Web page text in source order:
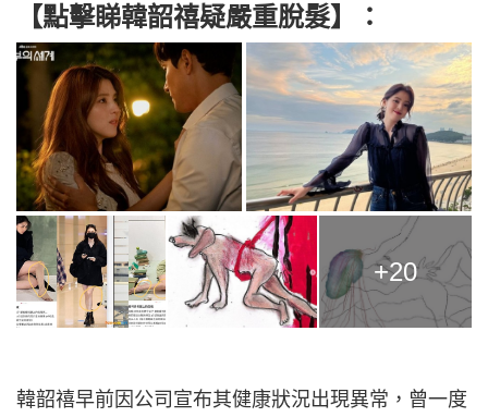
【點擊睇韓韶禧疑嚴重脫髮】：
+20
韓韶禧早前因公司宣布其健康狀況出現異常，曾一度